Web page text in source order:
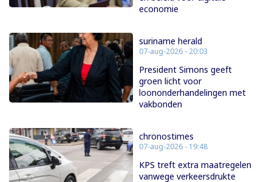
economie
suriname herald
07-aug-2026 - 20:03
President Simons geeft
groen licht voor
loononderhandelingen met
vakbonden
chronostimes
07-aug-2026 - 19:48
KPS treft extra maatregelen
vanwege verkeersdrukte